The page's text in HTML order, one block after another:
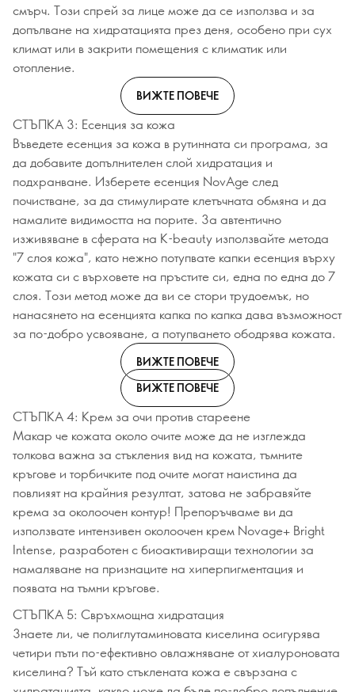
смърч. Този спрей за лице може да се използва и за
допълване на хидратацията през деня, особено при сух
климат или в закрити помещения с климатик или
отопление.
ВИЖТЕ ПОВЕЧЕ
СТЪПКА 3: Есенция за кожа
Въведете есенция за кожа в рутинната си програма, за
да добавите допълнителен слой хидратация и
подхранване. Изберете есенция NovAge след
почистване, за да стимулирате клетъчната обмяна и да
намалите видимостта на порите. За автентично
изживяване в сферата на K-beauty използвайте метода
"7 слоя кожа", като нежно потупвате капки есенция върху
кожата си с върховете на пръстите си, една по една до 7
слоя. Този метод може да ви се стори трудоемък, но
нанасянето на есенцията капка по капка дава възможност
за по-добро усвояване, а потупването ободрява кожата.
ВИЖТЕ ПОВЕЧЕ
ВИЖТЕ ПОВЕЧЕ
СТЪПКА 4: Крем за очи против стареене
Макар че кожата около очите може да не изглежда
толкова важна за стъкления вид на кожата, тъмните
кръгове и торбичките под очите могат наистина да
повлияят на крайния резултат, затова не забравяйте
крема за околоочен контур! Препоръчваме ви да
използвате интензивен околоочен крем Novage+ Bright
Intense, разработен с биоактивиращи технологии за
намаляване на признаците на хиперпигментация и
появата на тъмни кръгове.
СТЪПКА 5: Свръхмощна хидратация
Знаете ли, че полиглутаминовата киселина осигурява
четири пъти по-ефективно овлажняване от хиалуроновата
киселина? Тъй като стъклената кожа е свързана с